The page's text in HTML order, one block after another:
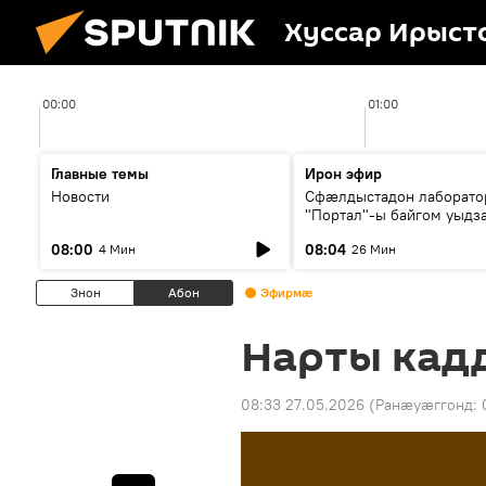
Хуссар
00:00 01:00
Главные темы
Новости
08:00 4 Мин
Ирон эфир
Сфæлдыстадон
"Портал"-ы байгом
Æхсары куыстыты равдыст
08:04 26 Мин
Знон Абон Эфирмæ
Нарты
08:33 27.05.2026 (Ранӕуӕггонд: